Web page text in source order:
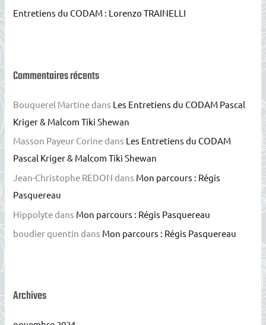
Entretiens du CODAM : Lorenzo TRAINELLI
Commentaires récents
Bouquerel Martinedans Les Entretiens du CODAM Pascal
Kriger & Malcom Tiki Shewan
Masson Payeur Corinedans Les Entretiens du CODAM
Pascal Kriger & Malcom Tiki Shewan
Jean-Christophe REDON dans Mon parcours : Régis
Pasquereau
Hippolytedans Mon parcours : Régis Pasquereau
boudier quentin dans Mon parcours : Régis Pasquereau
Archives